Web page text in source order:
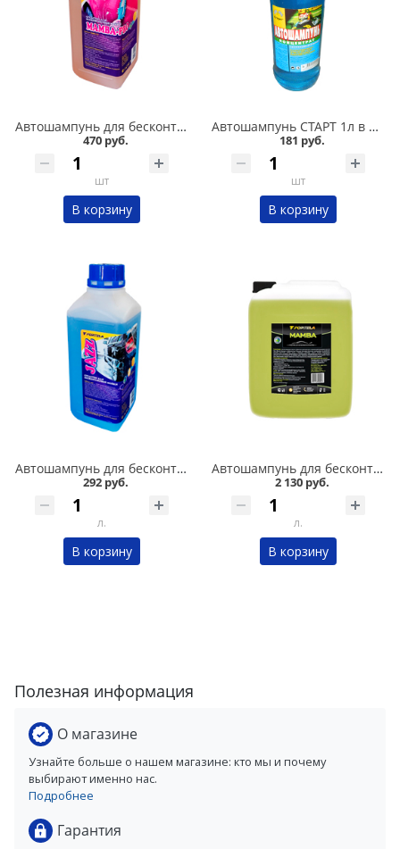
Автошампунь для бесконтактной мойки автомобилей MAMBA PRO 1 л Fortela в Омске
470 руб.
шт
В корзину
Автошампунь СТАРТ 1л в Омске
181 руб.
шт
В корзину
Автошампунь для бесконтактной мойки автомобилей Jazz 1 л Fortela в Омске
292 руб.
л.
В корзину
Автошампунь для бесконтактной мойки автомобилей MAMBA PRO 5 кг Fortela в Омске
2 130 руб.
л.
В корзину
Полезная информация
О магазине
Узнайте больше о нашем магазине: кто мы и почему
выбирают именно нас.
Подробнее
Гарантия